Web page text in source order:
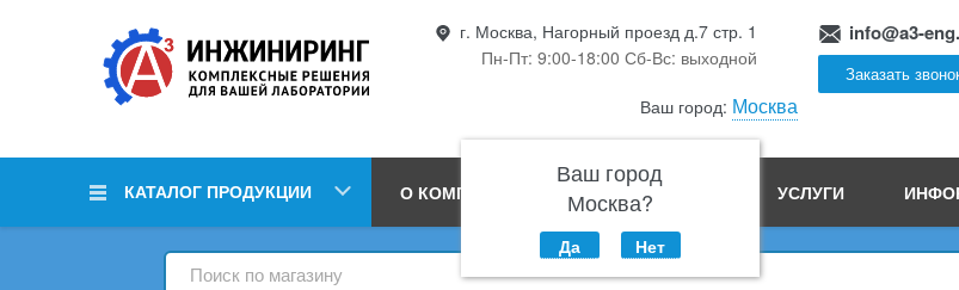
г. Москва, Нагорный проезд д.7 стр. 1
Пн-Пт: 9:00-18:00 Сб-Вс: выходной
Ваш город: Москва
Ваш город
Москва?
Да Нет
info@a3-
Заказать
КАТАЛОГ ПРОДУКЦИИ О КОМПАНИИ ПРОИЗВОДСТВО УСЛУГИ